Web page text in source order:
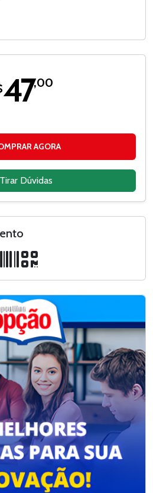
47,00
AGORA
Tirar Dúvidas